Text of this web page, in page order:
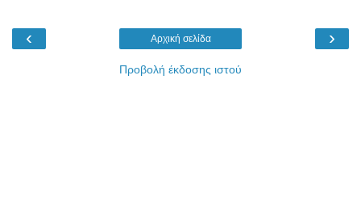
‹ ›
Αρχική σελίδα
Προβολή έκδοσης ιστού